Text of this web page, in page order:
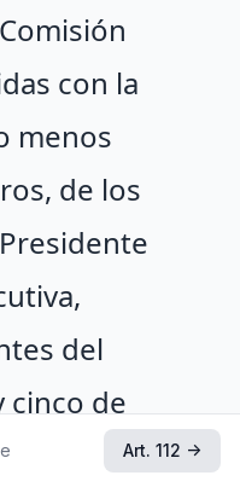
con la
menos
de los
del
cinco de
Art. 112 →